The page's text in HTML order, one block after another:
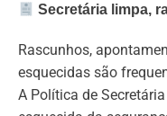
Secretária limpa,
Rascunhos,
esquecidas são
A Política de